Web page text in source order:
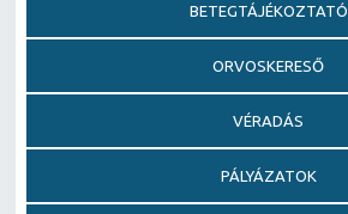
BETEGTÁJÉKOZTATÓ
ORVOSKERESŐ
VÉRADÁS
PÁLYÁZATOK